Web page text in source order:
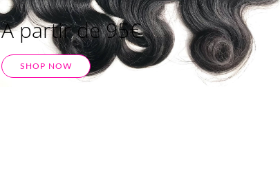
A partir de 95€
SHOP NOW